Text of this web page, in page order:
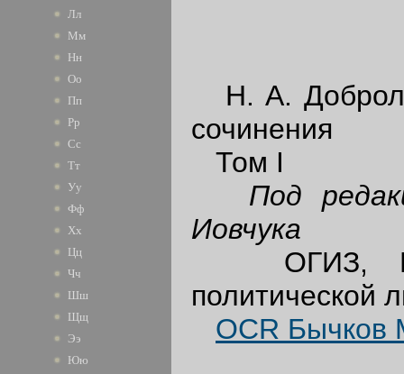
Лл
Мм
Нн
Оо
Пп
Рр
Сс
Тт
Уу
Фф
Хх
Цц
Чч
Шш
Щщ
Ээ
Юю
Н. А.
сочинения
Том I
Под
Иовчука
ОГИЗ,
политической
OCR Бычков